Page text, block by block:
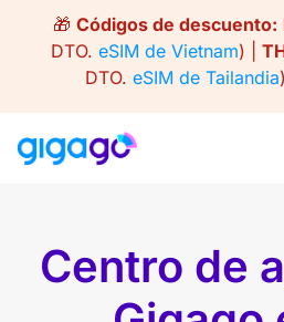
🎁 Códigos de descuento:
DTO. eSIM de Vietnam) |
DTO. eSIM de Tailandia
Centro de